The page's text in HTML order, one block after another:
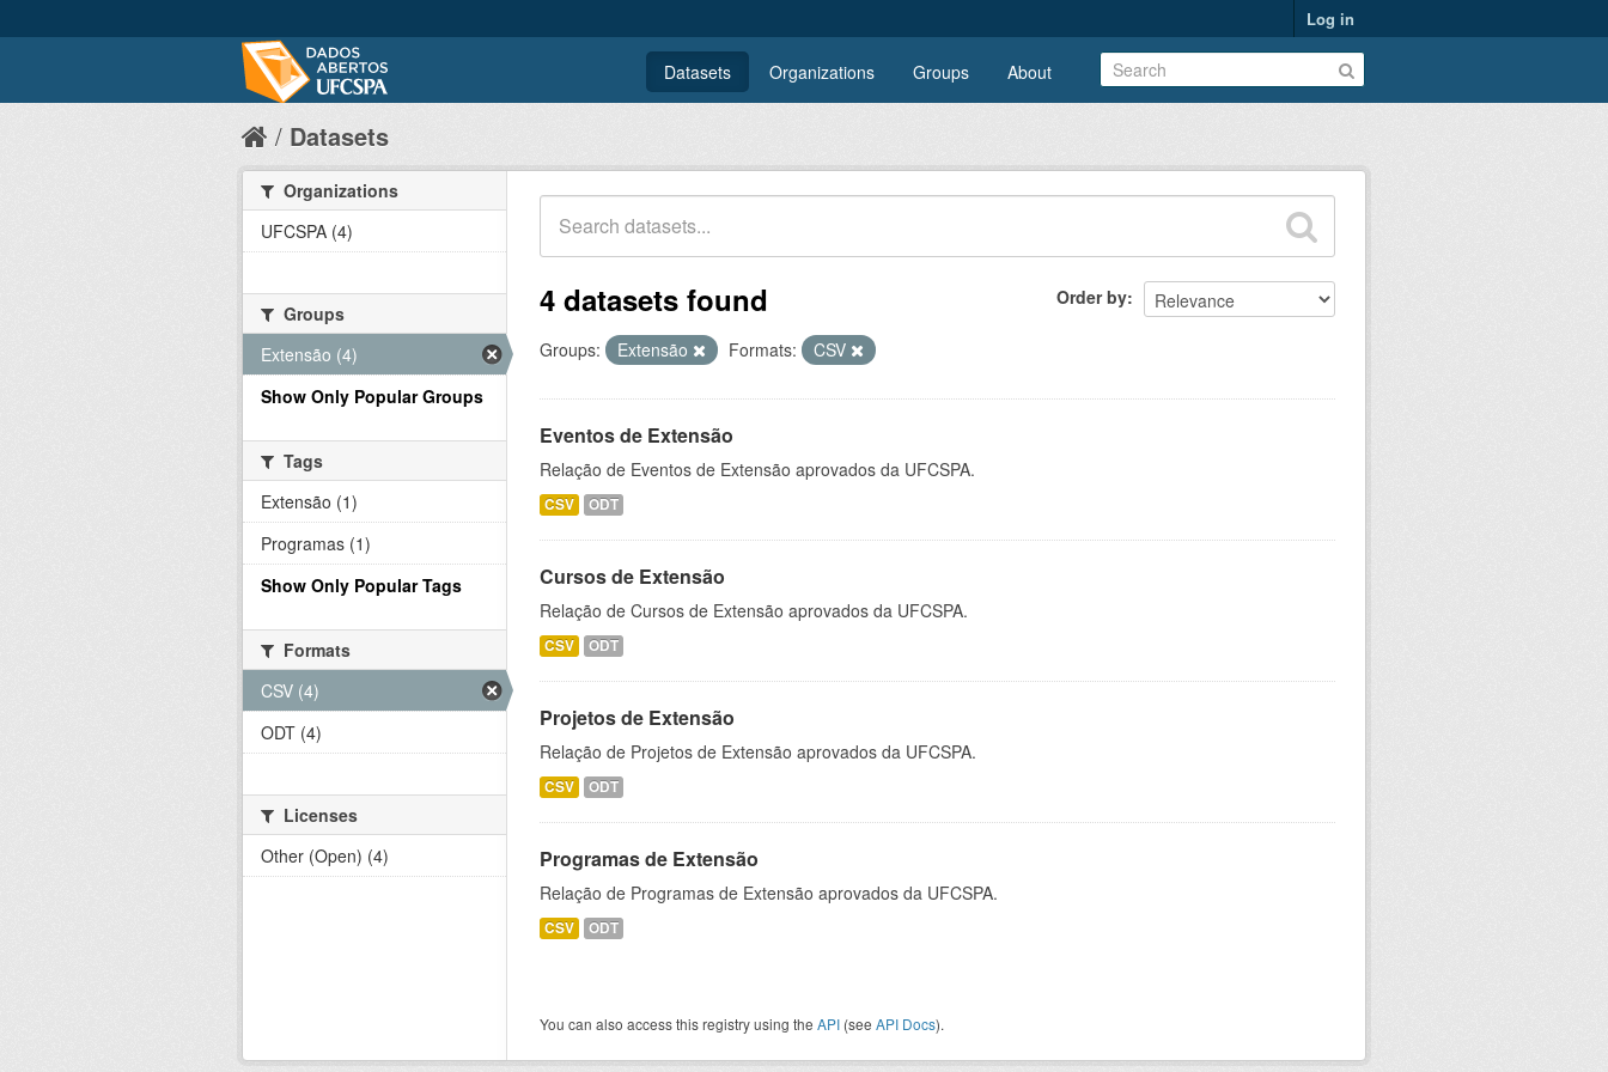
Log in
Datasets Organizations Groups About
Datasets
Order by
4 datasets found
Groups: Extensão Formats: CSV
Eventos de Extensão
Relação de Eventos de Extensão aprovados da UFCSPA.
CSV ODT
Cursos de Extensão
Relação de Cursos de Extensão aprovados da UFCSPA.
CSV ODT
Projetos de Extensão
Relação de Projetos de Extensão aprovados da UFCSPA.
CSV ODT
Programas de Extensão
Relação de Programas de Extensão aprovados da UFCSPA.
CSV ODT
You can also access this registry using the API (see API Docs).
Organizations
UFCSPA (4)
Groups
Extensão (4)
Show Only Popular Groups
Tags
Extensão (1)
Programas (1)
Show Only Popular Tags
Formats
CSV (4)
ODT (4)
Licenses
Other (Open) (4)